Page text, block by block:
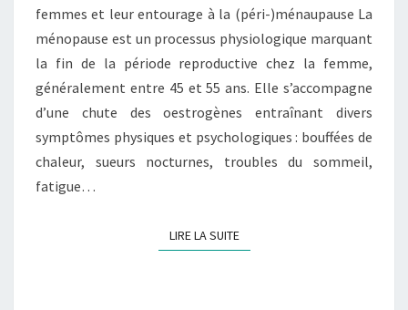
femmes et leur entourage à la (péri-)ménaupause La
ménopause est un processus physiologique marquant
la fin de la période reproductive chez la femme,
généralement entre 45 et 55 ans. Elle s’accompagne
d’une chute des oestrogènes entraînant divers
symptômes physiques et psychologiques : bouffées de
chaleur, sueurs nocturnes, troubles du sommeil,
fatigue…
LIRE LA SUITELIRE LA SUITE